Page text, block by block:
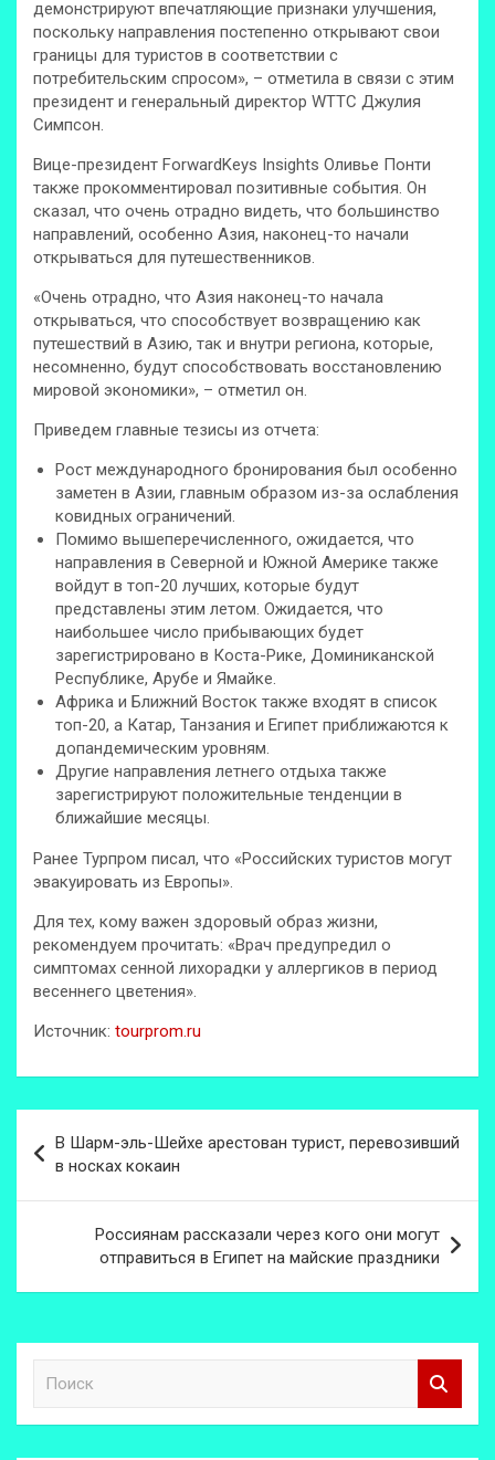
демонстрируют впечатляющие признаки улучшения,
поскольку направления постепенно открывают свои
границы для туристов в соответствии с
потребительским спросом», – отметила в связи с этим
президент и генеральный директор WTTC Джулия
Симпсон.
Вице-президент ForwardKeys Insights Оливье Понти
также прокомментировал позитивные события. Он
сказал, что очень отрадно видеть, что большинство
направлений, особенно Азия, наконец-то начали
открываться для путешественников.
«Очень отрадно, что Азия наконец-то начала
открываться, что способствует возвращению как
путешествий в Азию, так и внутри региона, которые,
несомненно, будут способствовать восстановлению
мировой экономики», – отметил он.
Приведем главные тезисы из отчета:
Рост международного бронирования был особенно
заметен в Азии, главным образом из-за ослабления
ковидных ограничений.
Помимо вышеперечисленного, ожидается, что
направления в Северной и Южной Америке также
войдут в топ-20 лучших, которые будут
представлены этим летом. Ожидается, что
наибольшее число прибывающих будет
зарегистрировано в Коста-Рике, Доминиканской
Республике, Арубе и Ямайке.
Африка и Ближний Восток также входят в список
топ-20, а Катар, Танзания и Египет приближаются к
допандемическим уровням.
Другие направления летнего отдыха также
зарегистрируют положительные тенденции в
ближайшие месяцы.
Ранее Турпром писал, что «Российских туристов могут
эвакуировать из Европы».
Для тех, кому важен здоровый образ жизни,
рекомендуем прочитать: «Врач предупредил о
симптомах сенной лихорадки у аллергиков в период
весеннего цветения».
Источник: tourprom.ru
по
записям
В Шарм-эль-Шейхе арестован турист, перевозивший
в носках кокаин
Россиянам рассказали через кого они могут
отправиться в Египет на майские праздники